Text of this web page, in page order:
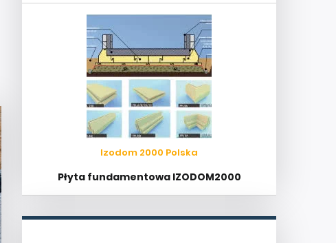
Izodom 2000 Polska
Płyta fundamentowa IZODOM2000